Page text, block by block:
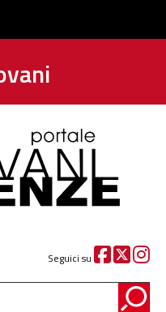
Seguici su